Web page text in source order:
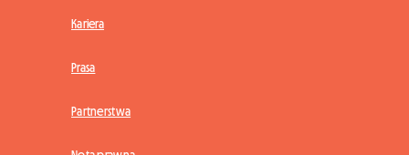
Kariera
Prasa
Partnerstwa